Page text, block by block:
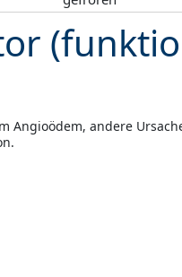
Angioödem, andere